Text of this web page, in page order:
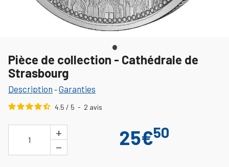
Pièce de collection - Cathédrale de
Strasbourg
Description -Garanties
4.5 / 5 - 2 avis
1
+
−
25€50